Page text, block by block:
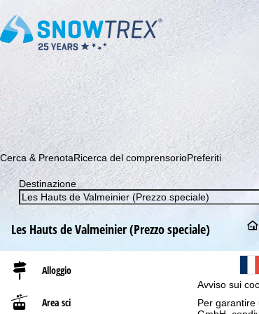
Avviso sui
Per garantire
Abbonati alla nostra Newsletter e sii tra i
Cerca & PrenotaRicerca del comprensorioPreferiti
Destinazione
Les Hauts de Valmeinier (Prezzo speciale)
Alloggio
Area sci